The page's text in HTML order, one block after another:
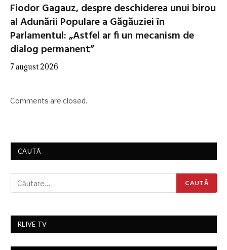
Fiodor Gagauz, despre deschiderea unui birou
al Adunării Populare a Găgăuziei în
Parlamentul: „Astfel ar fi un mecanism de
dialog permanent”
7 august 2026
Comments are closed.
CAUTĂ
RLIVE TV